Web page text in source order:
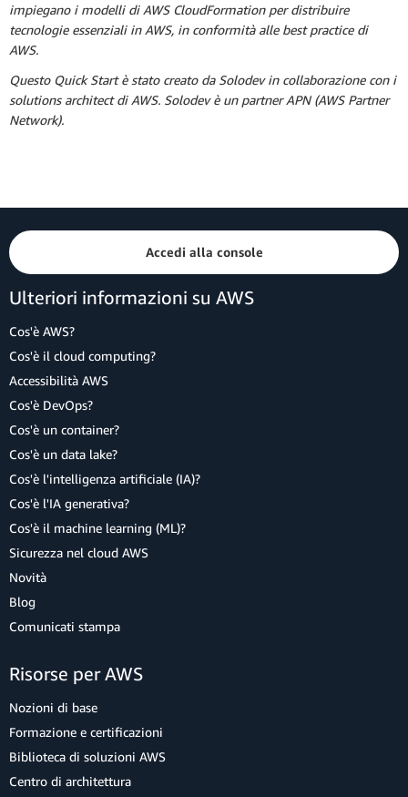
impiegano i modelli di AWS CloudFormation per distribuire
tecnologie essenziali in AWS, in conformità alle best practice di
AWS.
Questo Quick Start è stato creato da Solodev in collaborazione con i
solutions architect di AWS. Solodev è un partner APN (AWS Partner
Network).
Accedi alla console
Ulteriori informazioni su AWS
Cos'è AWS?
Cos'è il cloud computing?
Accessibilità AWS
Cos'è DevOps?
Cos'è un container?
Cos'è un data lake?
Cos'è l'intelligenza artificiale (IA)?
Cos'è l'IA generativa?
Cos'è il machine learning (ML)?
Sicurezza nel cloud AWS
Novità
Blog
Comunicati stampa
Risorse per AWS
Nozioni di base
Formazione e certificazioni
Biblioteca di soluzioni AWS
Centro di architettura